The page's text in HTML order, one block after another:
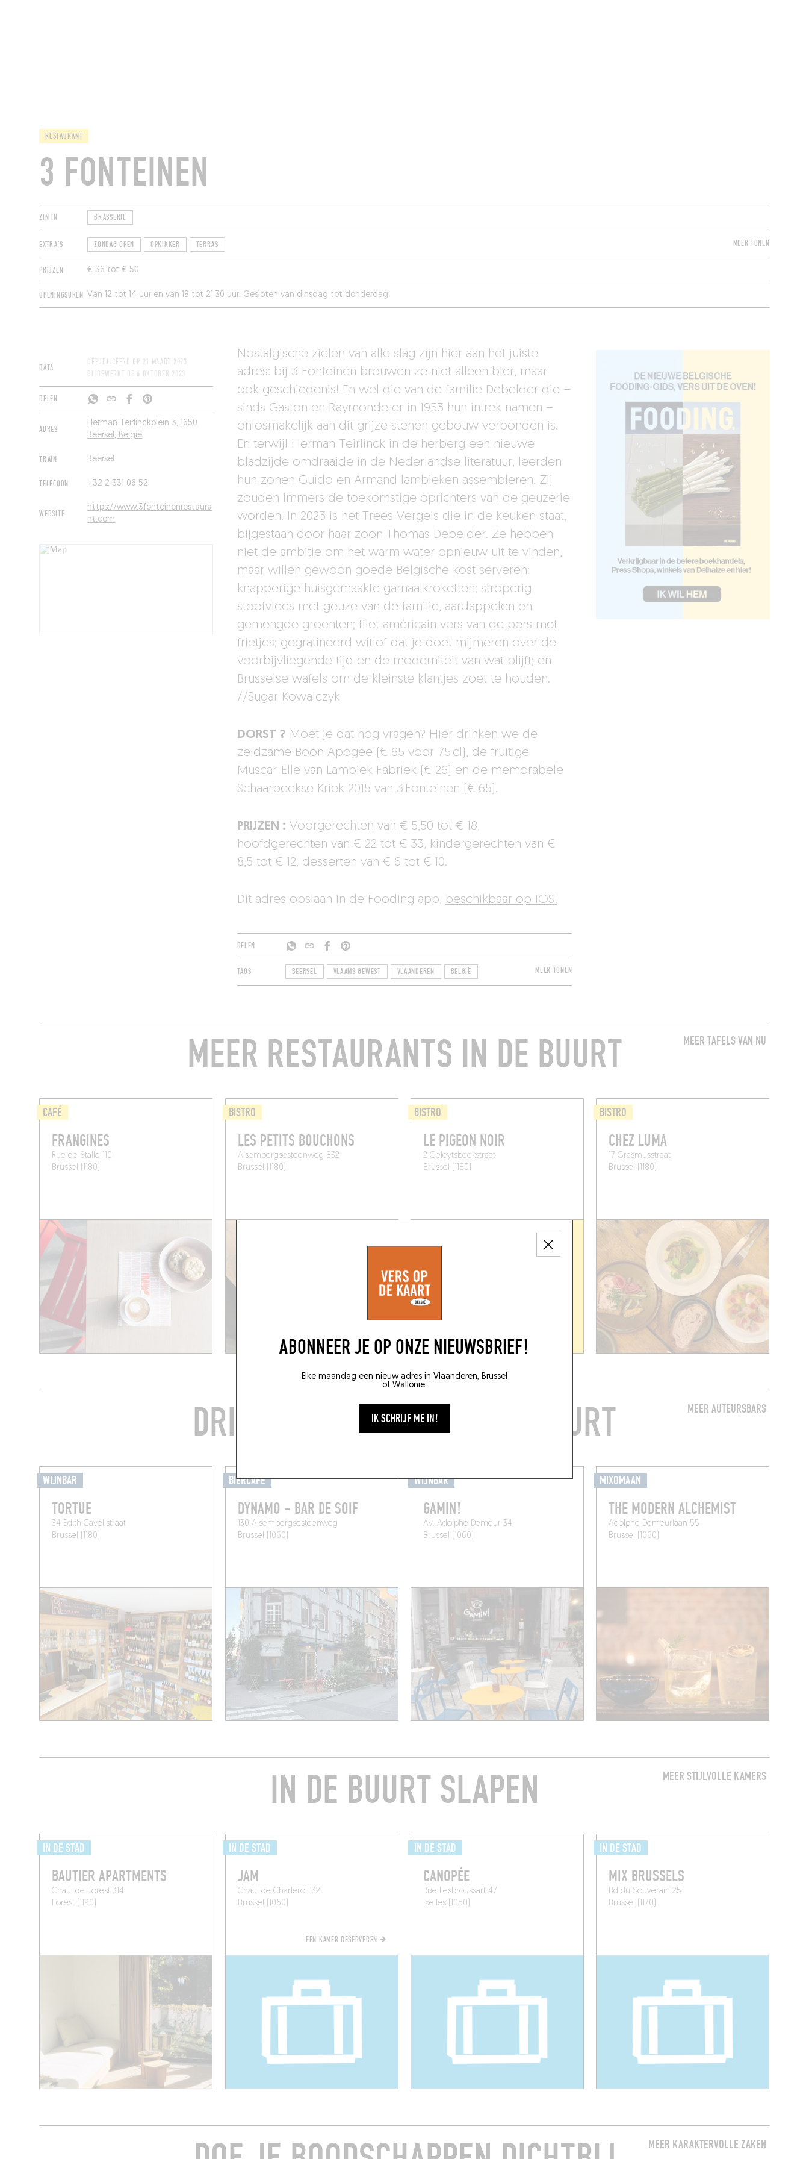
ABONNEER JE OP ONZE NIEUWSBRIEF!
Elke maandag een nieuw adres in Vlaanderen, Brussel
of Wallonië.
IK SCHRIJF ME IN!
RESTAURANT
3 FONTEINEN
ZIN IN BRASSERIE
EXTRA'S ZONDAG OPEN OPKIKKER TERRAS MEER TONEN
PRIJZEN € 36 tot € 50
OPENINGSUREN Van 12 tot 14 uur en van 18 tot 21.30 uur. Gesloten van dinsdag tot donderdag.
DATA
GEPUBLICEERD OP 21 MAART 2023
BIJGEWERKT OP 6 OKTOBER 2023
DELEN
ADRES
Herman Teirlinckplein 3, 1650
Beersel, België
TRAIN Beersel
TELEFOON +32 2 331 06 52
WEBSITE
https://www.3fonteinenrestaura
nt.com
Nostalgische zielen van alle slag zijn hier aan het juiste
adres: bij 3 Fonteinen brouwen ze niet alleen bier, maar
ook geschiedenis! En wel die van de familie Debelder die –
sinds Gaston en Raymonde er in 1953 hun intrek namen –
onlosmakelijk aan dit grijze stenen gebouw verbonden is.
En terwijl Herman Teirlinck in de herberg een nieuwe
bladzijde omdraaide in de Nederlandse literatuur, leerden
hun zonen Guido en Armand lambieken assembleren. Zij
zouden immers de toekomstige oprichters van de geuzerie
worden. In 2023 is het Trees Vergels die in de keuken staat,
bijgestaan door haar zoon Thomas Debelder. Ze hebben
niet de ambitie om het warm water opnieuw uit te vinden,
maar willen gewoon goede Belgische kost serveren:
knapperige huisgemaakte garnaalkroketten; stroperig
stoofvlees met geuze van de familie, aardappelen en
gemengde groenten; filet américain vers van de pers met
frietjes; gegratineerd witlof dat je doet mijmeren over de
voorbijvliegende tijd en de moderniteit van wat blijft; en
Brusselse wafels om de kleinste klantjes zoet te houden.
//Sugar Kowalczyk
DORST ? Moet je dat nog vragen? Hier drinken we de
zeldzame Boon Apogee (€ 65 voor 75 cl), de fruitige
Muscar-Elle van Lambiek Fabriek (€ 26) en de memorabele
Schaarbeekse Kriek 2015 van 3 Fonteinen (€ 65).
PRIJZEN : Voorgerechten van € 5,50 tot € 18,
hoofdgerechten van € 22 tot € 33, kindergerechten van €
8,5 tot € 12, desserten van € 6 tot € 10.
Dit adres opslaan in de Fooding app, beschikbaar op iOS!
DELEN
TAGS BEERSEL VLAAMS GEWEST VLAANDEREN BELGIË MEER TONEN
MEER TAFELS VAN NU
MEER RESTAURANTS IN DE BUURT
CAFÉ
FRANGINES
Rue de Stalle 110
Brussel (1180)
BISTRO
LES PETITS BOUCHONS
Alsembergsesteenweg 832
Brussel (1180)
BISTRO
LE PIGEON NOIR
2 Geleytsbeekstraat
Brussel (1180)
BISTRO
CHEZ LUMA
17 Grasmusstraat
Brussel (1180)
MEER AUTEURSBARS
DRINK IETS LEKKER IN DE BUURT
WIJNBAR
TORTUE
34 Edith Cavellstraat
Brussel (1180)
BIERCAFÉ
DYNAMO - BAR DE SOIF
130 Alsembergsesteenweg
Brussel (1060)
WIJNBAR
GAMIN!
Av. Adolphe Demeur 34
Brussel (1060)
MIXOMAAN
THE MODERN ALCHEMIST
Adolphe Demeurlaan 55
Brussel (1060)
MEER STIJLVOLLE KAMERS
IN DE BUURT SLAPEN
IN DE STAD
BAUTIER APARTMENTS
Chau. de Forest 314
Forest (1190)
IN DE STAD
JAM
Chau. de Charleroi 132
Brussel (1060)
EEN KAMER RESERVEREN
IN DE STAD
CANOPÉE
Rue Lesbroussart 47
Ixelles (1050)
IN DE STAD
MIX BRUSSELS
Bd du Souverain 25
Brussel (1170)
MEER KARAKTERVOLLE ZAKEN